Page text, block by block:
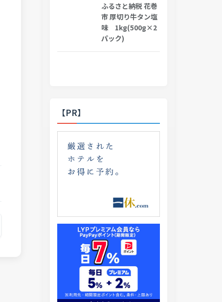
ふるさと納税 花巻
市 厚切り牛タン塩
味 1kg(500g×2
パック)
【PR】